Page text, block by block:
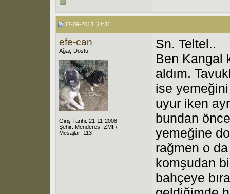
17-09-2013, 21:31
efe-can
Ağaç Dostu
Giriş Tarihi: 21-11-2008
Şehir: Menderes-İZMİR
Mesajlar: 113
Sn. Teltel..
Ben Kangal
aldım.
ise yemeğini
uyur iken
bundan
yemeğine
rağmen o
komşudan
bahçeye